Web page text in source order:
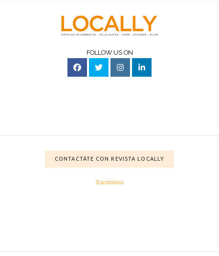
FOLLOW US ON
CONTACTÁTE CON REVISTA LOCALLY
Escribinos